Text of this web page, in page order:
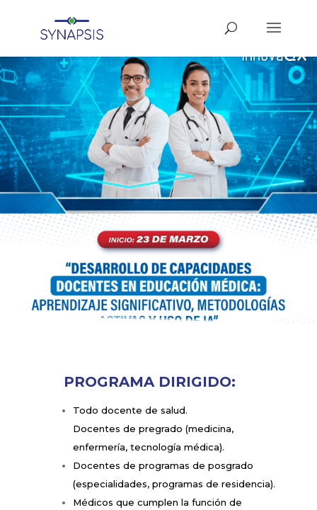
PROGRAMA DIRIGIDO:
Todo docente de salud.
Docentes de pregrado (medicina,
enfermería, tecnología médica).
Docentes de programas de posgrado
(especialidades, programas de residencia).
Médicos que cumplen la función de